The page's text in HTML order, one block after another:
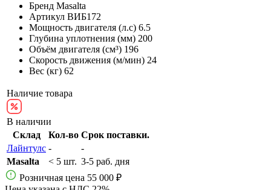
Бренд Masalta
Артикул ВИБ172
Мощность двигателя (л.с) 6.5
Глубина уплотнения (мм) 200
Объём двигателя (см³) 196
Скорость движения (м/мин) 24
Вес (кг) 62
Наличие товара
В наличии
Склад
Кол-во Срок поставки.
Лайнтулс -
-
Masalta
< 5 шт. 3-5 раб. дня
Розничная цена 55 000 ₽